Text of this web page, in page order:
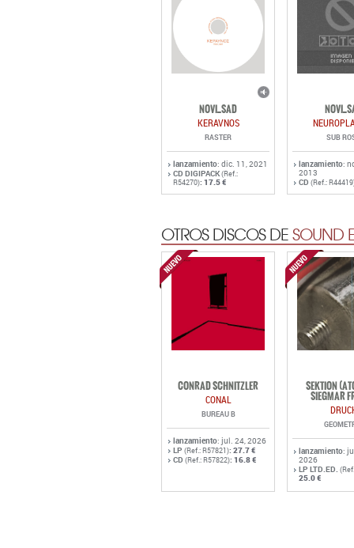
NOVI_SAD
KERAVNOS
RASTER
lanzamiento: dic. 11, 2021
CD DIGIPACK(Ref.:
R54270): 17.5 €
SUB
lanzamiento:
2013
CD (Ref.:
OTROS DISCOS DESOUND
CONRAD SCHNITZLER
CONAL
BUREAU B
lanzamiento: jul. 24, 2026
LP (Ref.: R57821): 27.7 €
CD (Ref.: R57822): 16.8 €
SEKTION
SIEGMAR
lanzamiento:
2026
LP LTD.ED.
25.0 €